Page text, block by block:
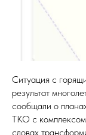
Ситуация с
результат
сообщали о
ТКО с
словах